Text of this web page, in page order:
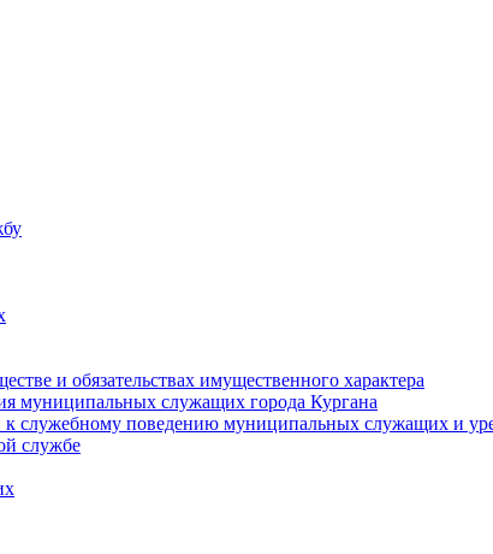
и обязательствах имущественного характера
муниципальных служащих города Кургана
служебному поведению муниципальных служащих и
службе